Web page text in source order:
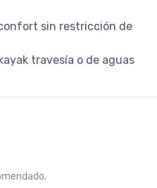
sin restricción de
travesía o de aguas